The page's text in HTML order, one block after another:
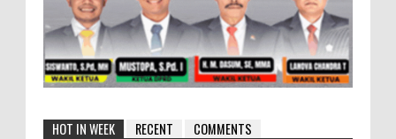
HOT IN WEEK RECENT COMMENTS